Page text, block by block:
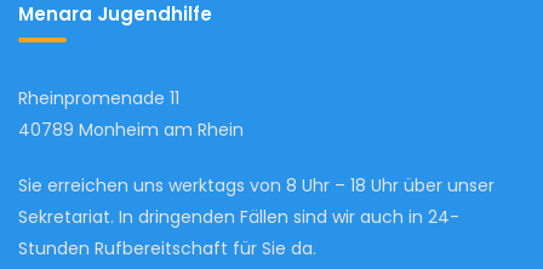
Menara Jugendhilfe
Rheinpromenade 11
40789 Monheim am Rhein
Sie erreichen uns werktags von 8 Uhr – 18 Uhr über unser
Sekretariat. In dringenden Fällen sind wir auch in 24-
Stunden Rufbereitschaft für Sie da.